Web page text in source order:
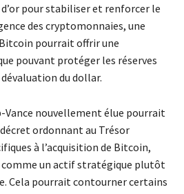
pour stabiliser et renforcer le
des cryptomonnaies, une
pourrait offrir une
pouvant protéger les réserves
du dollar.
Vance nouvellement élue pourrait
ordonnant au Trésor
à l’acquisition de Bitcoin,
un actif stratégique plutôt
Cela pourrait contourner certains